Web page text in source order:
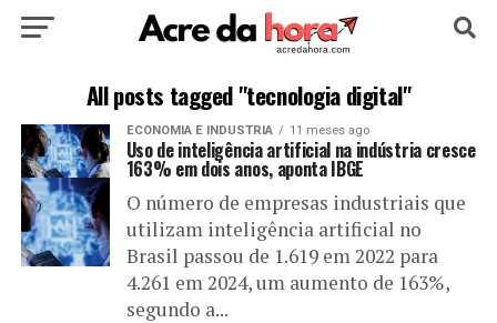
HOME POLÍTICA CULTURA ESPORTE
EDUCAÇÃO NOTÍCIA MUNDO
All posts tagged "tecnologia digital"
ECONOMIA E INDUSTRIA 11 meses ago
Uso de inteligência artificial na indústria cresce
163% em dois anos, aponta IBGE
O número de empresas industriais que
utilizam inteligência artificial no
Brasil passou de 1.619 em 2022 para
4.261 em 2024, um aumento de 163%,
segundo a...